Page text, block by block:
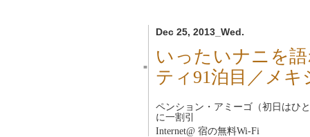
Dec 25, 2013_Wed.
■
いったいナニを
ティ91泊目／メキ
ペンション・アミーゴ （初日はひ
に一割引
Internet@ 宿の無料Wi-Fi